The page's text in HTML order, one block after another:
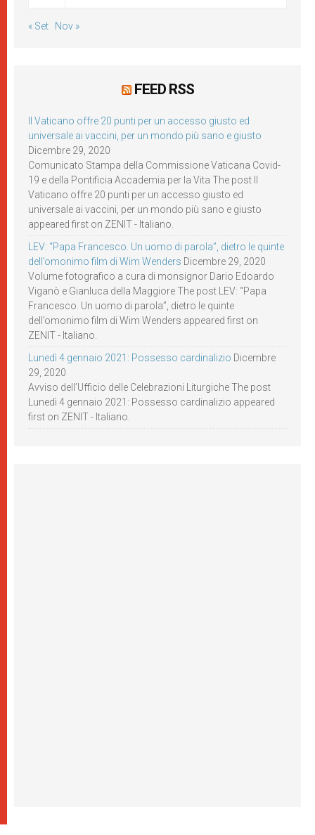
« Set Nov »
FEED RSS
Il Vaticano offre 20 punti per un accesso giusto ed
universale ai vaccini, per un mondo più sano e giusto
Dicembre 29, 2020
Comunicato Stampa della Commissione Vaticana Covid-
19 e della Pontificia Accademia per la Vita The post Il
Vaticano offre 20 punti per un accesso giusto ed
universale ai vaccini, per un mondo più sano e giusto
appeared first on ZENIT - Italiano.
LEV: “Papa Francesco. Un uomo di parola”, dietro le quinte
dell’omonimo film di Wim Wenders Dicembre 29, 2020
Volume fotografico a cura di monsignor Dario Edoardo
Viganò e Gianluca della Maggiore The post LEV: “Papa
Francesco. Un uomo di parola”, dietro le quinte
dell’omonimo film di Wim Wenders appeared first on
ZENIT - Italiano.
Lunedì 4 gennaio 2021: Possesso cardinalizio Dicembre
29, 2020
Avviso dell’Ufficio delle Celebrazioni Liturgiche The post
Lunedì 4 gennaio 2021: Possesso cardinalizio appeared
first on ZENIT - Italiano.